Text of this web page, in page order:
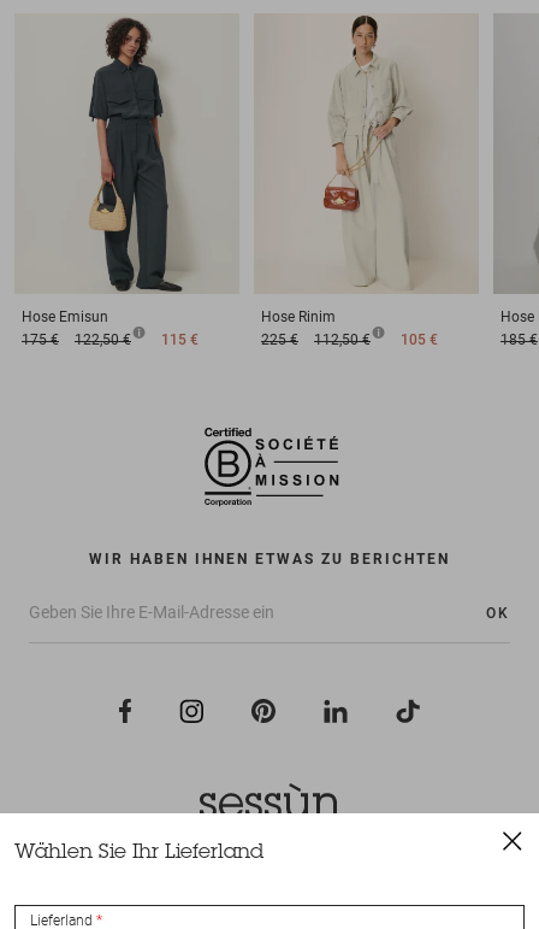
Hose Emisun
175 €
122,50 € 115 €
Hose Rinim
225 €
112,50 € 105 €
Hose
185 €
WIR HABEN IHNEN ETWAS ZU BERICHTEN
OK
Wählen Sie Ihr Lieferland
Lieferland